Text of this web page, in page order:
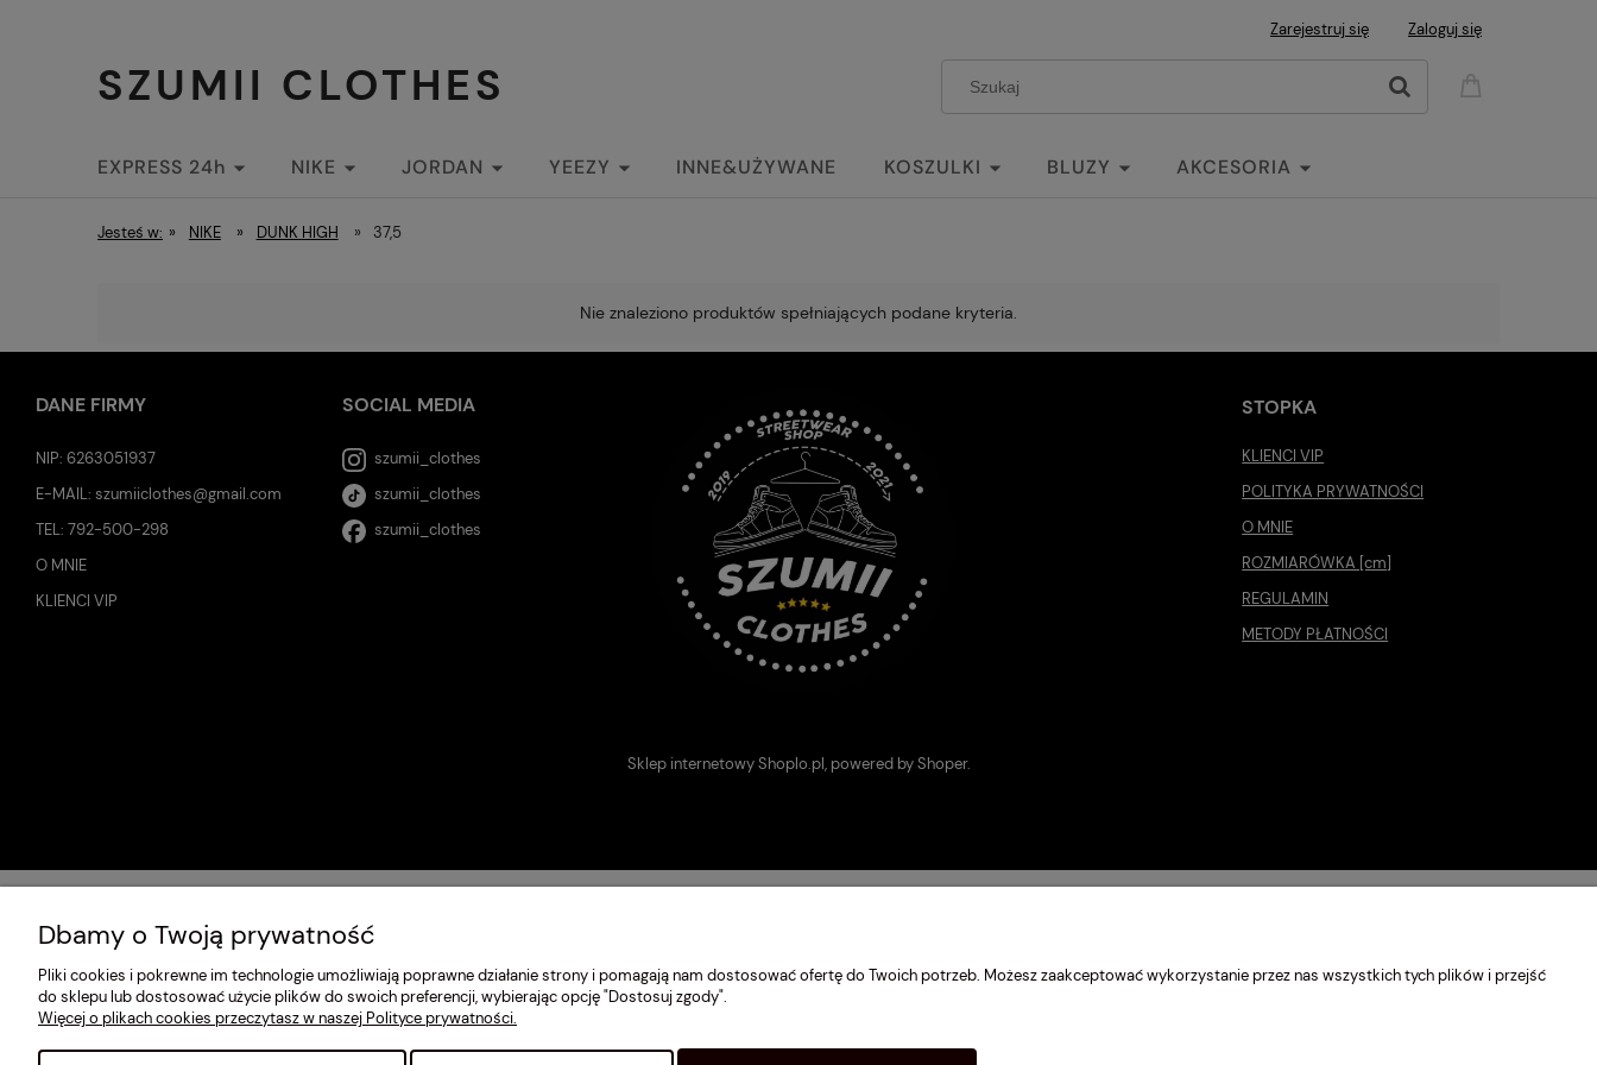
Zarejestruj się Zaloguj się
SZUMII CLOTHES
EXPRESS 24h NIKE JORDAN YEEZY INNE&UŻYWANE KOSZULKI BLUZY AKCESORIA
STREETWEAR
Jesteś w: » NIKE » DUNK HIGH » 37,5
Nie znaleziono produktów spełniających podane kryteria.
STOPKA
KLIENCI VIP
POLITYKA PRYWATNOŚCI
O MNIE
ROZMIARÓWKA [cm]
REGULAMIN
METODY PŁATNOŚCI
DANE FIRMY
NIP: 6263051937
E-MAIL:szumiiclothes@gmail.com
TEL:792-500-298
O MNIE
KLIENCI VIP
SOCIAL MEDIA
szumii_clothes
szumii_clothes
szumii_clothes
Sklep internetowy Shoplo.pl, powered byShoper.
Dbamy o Twoją prywatność
Pliki cookies i pokrewne im technologie umożliwiają poprawne działanie strony i pomagają nam dostosować ofertę do Twoich potrzeb. Możesz zaakceptować wykorzystanie przez nas wszystkich tych plików i przejść
do sklepu lub dostosować użycie plików do swoich preferencji, wybierając opcję "Dostosuj zgody".
Więcej o plikach cookies przeczytasz w naszej Polityce prywatności.